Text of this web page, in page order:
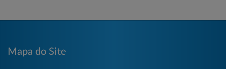
Mapa do Site